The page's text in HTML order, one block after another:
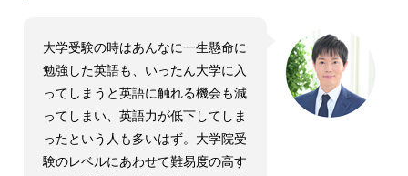
大学受験の時はあんなに一生懸命に
勉強した英語も、いったん大学に入
ってしまうと英語に触れる機会も減
ってしまい、英語力が低下してしま
ったという人も多いはず。大学院受
験のレベルにあわせて難易度の高す